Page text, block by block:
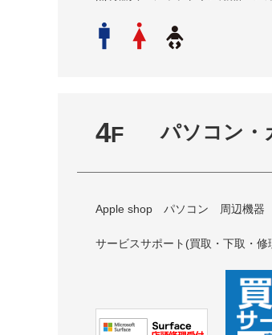
4F パソコン・
Apple shop パソコン 周辺機
サービスサポート(買取・下取・